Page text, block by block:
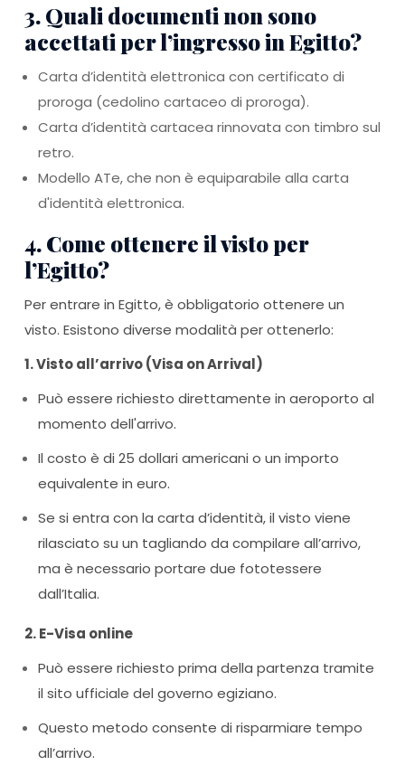
3. Quali documenti non sono
accettati per l’ingresso in Egitto?
Carta d’identità elettronica con certificato di
proroga (cedolino cartaceo di proroga).
Carta d’identità cartacea rinnovata con timbro sul
retro.
Modello ATe, che non è equiparabile alla carta
d'identità elettronica.
4. Come ottenere il visto per
l’Egitto?
Per entrare in Egitto, è obbligatorio ottenere un
visto. Esistono diverse modalità per ottenerlo:
1. Visto all’arrivo (Visa on Arrival)
Può essere richiesto direttamente in aeroporto al
momento dell'arrivo.
Il costo è di 25 dollari americani o un importo
equivalente in euro.
Se si entra con la carta d’identità, il visto viene
rilasciato su un tagliando da compilare all’arrivo,
ma è necessario portare due fototessere
dall’Italia.
2. E-Visa online
Può essere richiesto prima della partenza tramite
il sito ufficiale del governo egiziano.
Questo metodo consente di risparmiare tempo
all’arrivo.